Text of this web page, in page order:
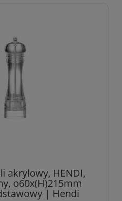
akrylowy, HENDI,
o60x(H)215mm
| Hendi